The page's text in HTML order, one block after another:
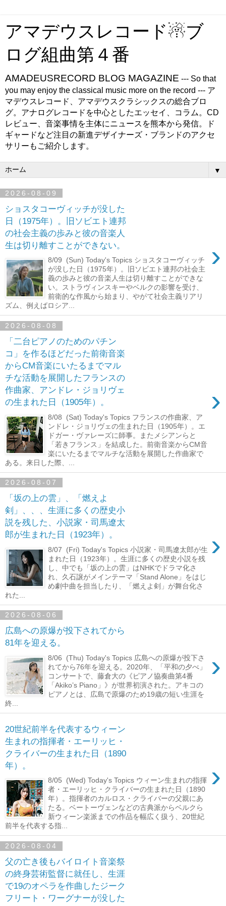
アマデウスレコード☃ブ
ログ組曲第４番
AMADEUSRECORD BLOG MAGAZINE --- So that
you may enjoy the classical music more on the record --- ア
マデウスレコード、アマデウスクラシックスの総合ブロ
グ。アナログレコードを中心としたエッセイ、コラム。CD
レビュー、音楽事情を主体にニュースを熊本から発信。ド
ギャードなど注目の新進デザイナーズ・ブランドのアクセ
サリーもご紹介します。
▼
2026-08-09
ショスタコーヴィッチが没した
日（1975年）。旧ソビエト連邦
の社会主義の歩みと彼の音楽人
生は切り離すことができない。
›
8/09 (Sun) Today's Topics ショスタコーヴィッチ
が没した日（1975年）。旧ソビエト連邦の社会主
義の歩みと彼の音楽人生は切り離すことができな
い。ストラヴィンスキーやベルクの影響を受け、
前衛的な作風から始まり、やがて社会主義リアリ
ズム、例えばロシア...
2026-08-08
「二台ピアノのためのパチン
コ」を作るほどだった前衛音楽
からCM音楽にいたるまでマル
チな活動を展開したフランスの
作曲家、アンドレ・ジョリヴェ
の生まれた日（1905年）。
›
8/08 (Sat) Today's Topics フランスの作曲家、ア
ンドレ・ジョリヴェの生まれた日（1905年）。エ
ドガー・ヴァレーズに師事。またメシアンらと
「若きフランス」を結成した。前衛音楽からCM音
楽にいたるまでマルチな活動を展開した作曲家で
ある。来日した際、...
2026-08-07
「坂の上の雲」、「燃えよ
剣」、、、生涯に多くの歴史小
説を残した、小説家・司馬遼太
郎が生まれた日（1923年）。
›
8/07 (Fri) Today's Topics 小説家・司馬遼太郎が生
まれた日（1923年）。生涯に多くの歴史小説を残
し、中でも「坂の上の雲」はNHKでドラマ化さ
れ、久石譲がメインテーマ「Stand Alone」をはじ
め劇中曲を担当したり、「燃えよ剣」が舞台化さ
れた...
2026-08-06
広島への原爆が投下されてから
81年を迎える。
›
8/06 (Thu) Today's Topics 広島への原爆が投下さ
れてから76年を迎える。2020年、「平和の夕べ」
コンサートで、藤倉大の《ピアノ協奏曲第4番
「Akiko’s Piano」》が世界初演された。アキコの
ピアノとは、広島で原爆のため19歳の短い生涯を
終...
20世紀前半を代表するウィーン
生まれの指揮者・エーリッヒ・
クライバーの生まれた日（1890
年）。
›
8/05 (Wed) Today's Topics ウィーン生まれの指揮
者・エーリッヒ・クライバーの生まれた日（1890
年）。指揮者のカルロス・クライバーの父親にあ
たる。ベートーヴェンなどの古典派からベルクら
新ウィーン楽派までの作品を幅広く扱う、20世紀
前半を代表する指...
2026-08-04
父の亡き後もバイロイト音楽祭
の終身芸術監督に就任し、生涯
で19のオペラを作曲したジーク
フリート・ワーグナーが没した